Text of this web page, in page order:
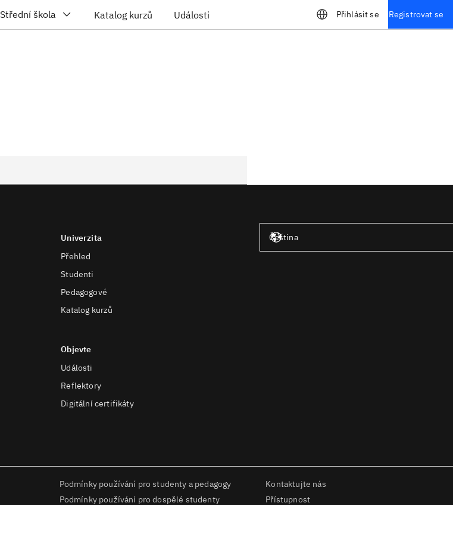
Střední škola Katalog kurzů Události Přihlásit se Registrovat se
Univerzita
Přehled
Studenti
Pedagogové
Katalog kurzů
Objevte
Události
Reflektory
Digitální certifikáty
Čeština
Podmínky používání pro studenty a pedagogy
Podmínky používání pro dospělé studenty
Kontaktujte nás
Přístupnost